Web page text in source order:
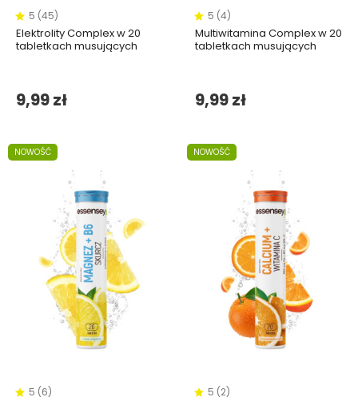
5 (45)
Elektrolity Complex w 20
tabletkach musujących
9,99 zł
5 (4)
Multiwitamina Complex w 20
tabletkach musujących
9,99 zł
NOWOŚĆ
5 (6)
NOWOŚĆ
5 (2)